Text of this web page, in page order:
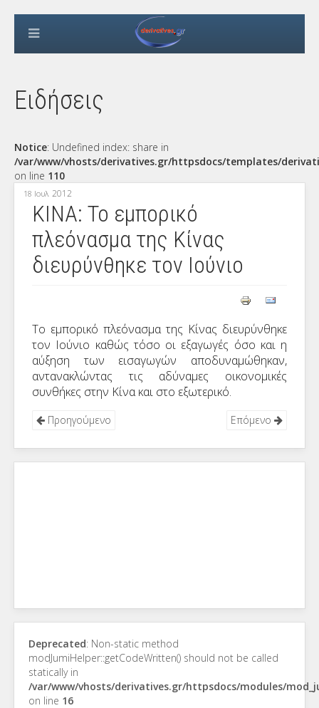
Ειδήσεις
Notice: Undefined index: share in
/var/www/vhosts/derivatives.gr/httpsdocs/templates/
on line 110
18 Ιουλ 2012
ΚΙΝΑ: Το εμπορικό
πλεόνασμα της Κίνας
διευρύνθηκε τον Ιούνιο
Το εμπορικό πλεόνασμα της Κίνας διευρύνθηκε
τον Ιούνιο καθώς τόσο οι εξαγωγές όσο και η
αύξηση των εισαγωγών αποδυναμώθηκαν,
αντανακλώντας τις αδύναμες οικονομικές
συνθήκες στην Κίνα και στο εξωτερικό.
Προηγούμενο Επόμενο
Deprecated: Non-static method
modJumiHelper::getCodeWritten() should not be called
statically in
/var/www/vhosts/derivatives.gr/httpsdocs/modules/
on line 16